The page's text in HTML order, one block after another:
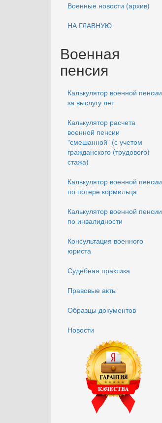
Военные новости (архив)
НА ГЛАВНУЮ
Военная
пенсия
Калькулятор военной пенсии
за выслугу лет
Калькулятор расчета
военной пенсии
"смешанной" (с учетом
гражданского (трудового)
стажа)
Калькулятор военной пенсии
по потере кормильца
Калькулятор военной пенсии
по инвалидности
Консультация военного
юриста
Судебная практика
Правовые акты
Образцы документов
Новости